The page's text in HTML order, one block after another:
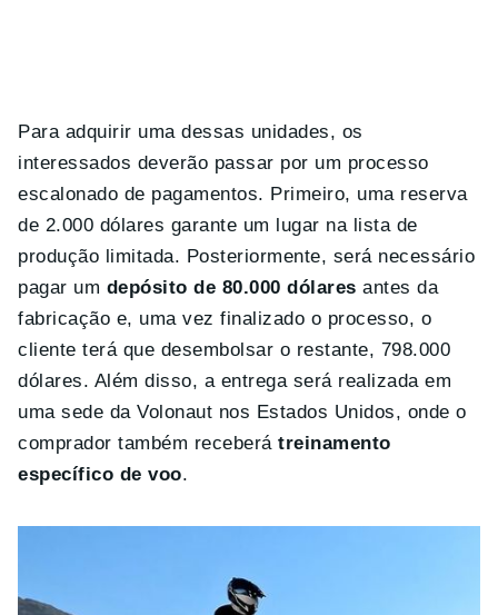
Para adquirir uma dessas unidades, os
interessados deverão passar por um processo
escalonado de pagamentos. Primeiro, uma reserva
de 2.000 dólares garante um lugar na lista de
produção limitada. Posteriormente, será necessário
pagar um depósito de 80.000 dólares antes da
fabricação e, uma vez finalizado o processo, o
cliente terá que desembolsar o restante, 798.000
dólares. Além disso, a entrega será realizada em
uma sede da Volonaut nos Estados Unidos, onde o
comprador também receberátreinamento
específico de voo.